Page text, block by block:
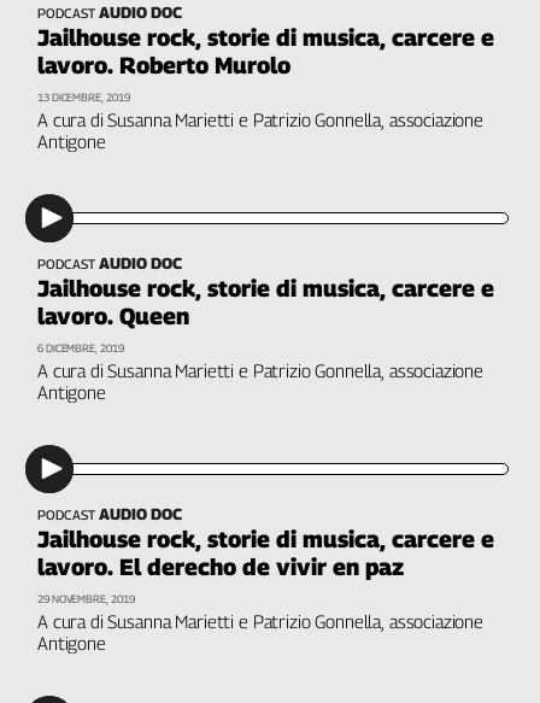
Romagna
Friuli
Venezia
Giulia
Lazio
Lombardia
Marche
Piemonte
Puglia
Sardegna
Sicilia
Toscana
Umbria
Valle
D'Aosta
Veneto
Archivio
Storico
1955-
2014
PODCAST AUDIO DOC
Jailhouse rock, storie di musica, carcere e
lavoro. Roberto Murolo
A cura di Susanna Marietti e Patrizio Gonnella, associazione
Antigone
13 DICEMBRE, 2019
PODCAST AUDIO DOC
Jailhouse rock, storie di musica, carcere e
lavoro. Queen
A cura di Susanna Marietti e Patrizio Gonnella, associazione
Antigone
6 DICEMBRE, 2019
PODCAST AUDIO DOC
Jailhouse rock, storie di musica, carcere e
lavoro. El derecho de vivir en paz
A cura di Susanna Marietti e Patrizio Gonnella, associazione
Antigone
29 NOVEMBRE, 2019